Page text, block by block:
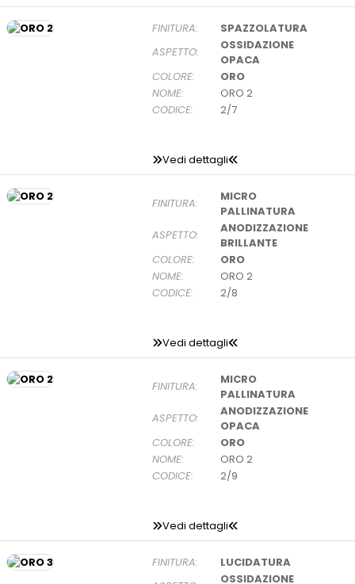
FINITURA:
SPAZZOLATURA
ASPETTO:
OSSIDAZIONE
OPACA
COLORE:
ORO
NOME:
ORO 2
CODICE:
2/7
Vedi dettagli
FINITURA:
MICRO
PALLINATURA
ASPETTO:
ANODIZZAZIONE
BRILLANTE
COLORE:
ORO
NOME:
ORO 2
CODICE:
2/8
Vedi dettagli
FINITURA:
MICRO
PALLINATURA
ASPETTO:
ANODIZZAZIONE
OPACA
COLORE:
ORO
NOME:
ORO 2
CODICE:
2/9
Vedi dettagli
FINITURA:
LUCIDATURA
OSSIDAZIONE